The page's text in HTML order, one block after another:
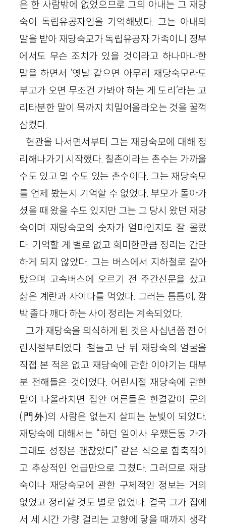
은 한 사람밖에 없었으므로 그의 아내는 그 재당
숙이 독립유공자임을 기억해냈다. 그는 아내의
말을 받아 재당숙모가 독립유공자 가족이니 정부
에서도 무슨 조치가 있을 것이라고 하나마나한
말을 하면서 ‘옛날 같으면 아무리 재당숙모라도
부고가 오면 무조건 가봐야 하는 게 도리’라는 고
리타분한 말이 목까지 치밀어올라오는 것을 꿀꺽
삼켰다.
현관을 나서면서부터 그는 재당숙모에 대해 정
리해나가기 시작했다. 칠촌이라는 촌수는 가까울
수도 있고 멀 수도 있는 촌수이다. 그는 재당숙모
를 언제 봤는지 기억할 수 없었다. 부모가 돌아가
셨을 때 왔을 수도 있지만 그는 그 당시 왔던 재당
숙이며 재당숙모의 숫자가 얼마인지도 잘 몰랐
다. 기억할 게 별로 없고 희미한만큼 정리는 간단
하게 되지 않았다. 그는 버스에서 지하철로 갈아
탔으며 고속버스에 오르기 전 주간신문을 샀고
삶은 계란과 사이다를 먹었다. 그러는 틈틈이, 깜
박 졸다 깨다 하는 사이 정리는 계속되었다.
그가 재당숙을 의식하게 된 것은 사십년쯤 전 어
린시절부터였다. 철들고 난 뒤 재당숙의 얼굴을
직접 본 적은 없고 재당숙에 관한 이야기는 대부
분 전해들은 것이었다. 어린시절 재당숙에 관한
말이 나올라치면 집안 어른들은 한결같이 문외
(門外)의 사람은 없는지 살피는 눈빛이 되었다.
재당숙에 대해서는 “하던 일이사 우쨌든동 가가
그래도 성정은 괜찮았다” 같은 식으로 함축적이
고 추상적인 언급만으로 그쳤다. 그러므로 재당
숙이나 재당숙모에 관한 구체적인 정보는 거의
없었고 정리할 것도 별로 없었다. 결국 그가 집에
서 세 시간 가량 걸리는 고향에 닿을 때까지 생각